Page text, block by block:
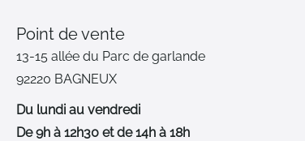
Point de vente
13-15 allée du Parc de garlande
92220 BAGNEUX
Du lundi au vendredi
De 9h à 12h30 et de 14h à 18h